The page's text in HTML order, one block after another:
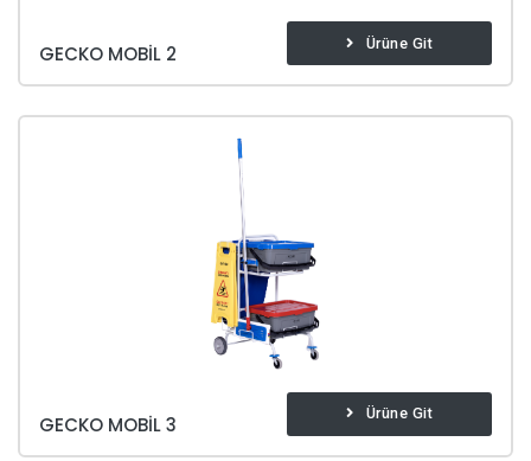
GECKO MOBIL 2 Ürüne Git
GECKO MOBIL 3 Ürüne Git